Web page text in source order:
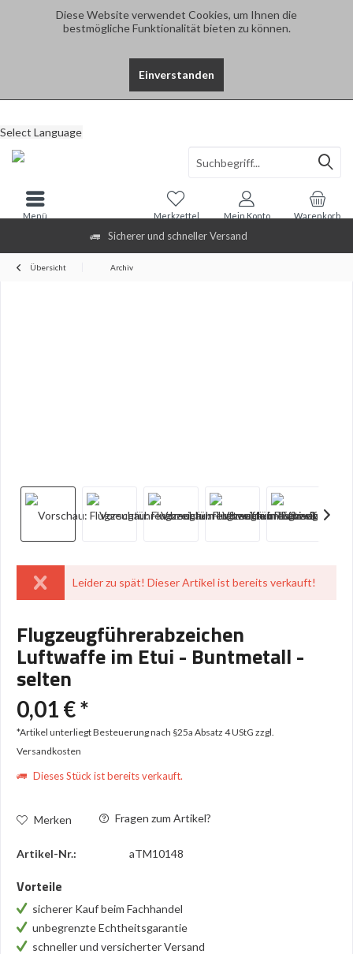
Diese Website verwendet Cookies, um Ihnen die
bestmögliche Funktionalität bieten zu können.
Einverstanden
Sicherer und schneller Versand
Select Language
Warenkorb
Merkzettel Mein Konto
Menü
Übersicht Archiv
Leider zu spät! Dieser Artikel ist bereits verkauft!
Flugzeugführerabzeichen
Luftwaffe im Etui - Buntmetall -
selten
0,01 € *
*Artikel unterliegt Besteuerung nach §25a Absatz 4 UStG zzgl.
Versandkosten
Dieses Stück ist bereits verkauft.
Merken Fragen zum Artikel?
Artikel-Nr.: aTM10148
Vorteile
sicherer Kauf beim Fachhandel
unbegrenzte Echtheitsgarantie
schneller und versicherter Versand